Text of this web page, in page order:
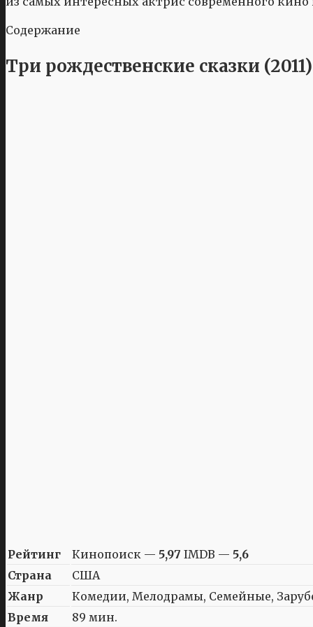
Содержание
Три рождественские сказки (2011)
Рейтинг Кинопоиск — 5,97 IMDB — 5,6
Страна
США
Жанр
Комедии, Мелодрамы, Семейные,
Время
89 мин.